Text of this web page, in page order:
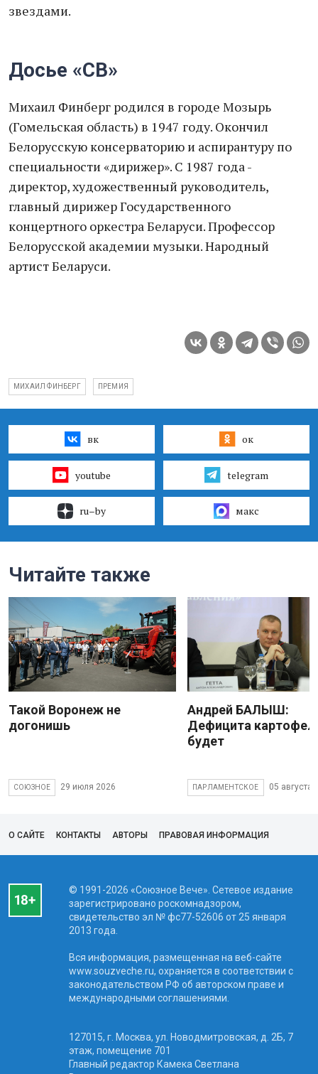
звездами.
Досье «СВ»
Михаил Финберг родился в городе Мозырь
(Гомельская область) в 1947 году. Окончил
Белорусскую консерваторию и аспирантуру по
специальности «дирижер». С 1987 года -
директор, художественный руководитель,
главный дирижер Государственного
концертного оркестра Беларуси. Профессор
Белорусской академии музыки. Народный
артист Беларуси.
МИХАИЛ ФИНБЕРГ ПРЕМИЯ
вк ок
youtube telegram
ru–by макс
Читайте также
Такой Воронеж не
догонишь
СОЮЗНОЕ 29 июля 2026
Андрей БАЛЫШ:
Дефицита
будет
ПАРЛАМЕНТСКОЕ 05 августа
О САЙТЕ КОНТАКТЫ АВТОРЫ ПРАВОВАЯ ИНФОРМАЦИЯ
© 1991-2026 «Союзное Вече». Сетевое издание
зарегистрировано роскомнадзором,
свидетельство эл № фc77-52606 от 25 января
2013 года.
Вся информация, размещенная на веб-сайте
www.souzveche.ru, охраняется в соответствии с
законодательством РФ об авторском праве и
международными соглашениями.
127015, г. Москва, ул. Новодмитровская, д. 2Б, 7
этаж, помещение 701
Главный редактор Камека Светлана